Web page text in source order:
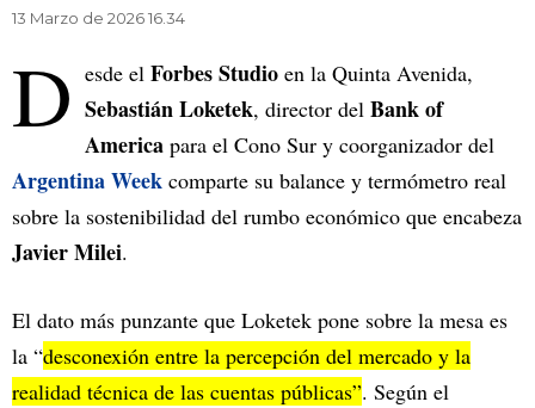
13 Marzo de 2026 16.34
D esde el Forbes Studio en la Quinta Avenida,
Sebastián Loketek, director del Bank of
America para el Cono Sur y coorganizador del
Argentina Week comparte su balance y termómetro real
sobre la sostenibilidad del rumbo económico que encabeza
Javier Milei.
El dato más punzante que Loketek pone sobre la mesa es
la “desconexión entre la percepción del mercado y la
realidad técnica de las cuentas públicas”. Según el